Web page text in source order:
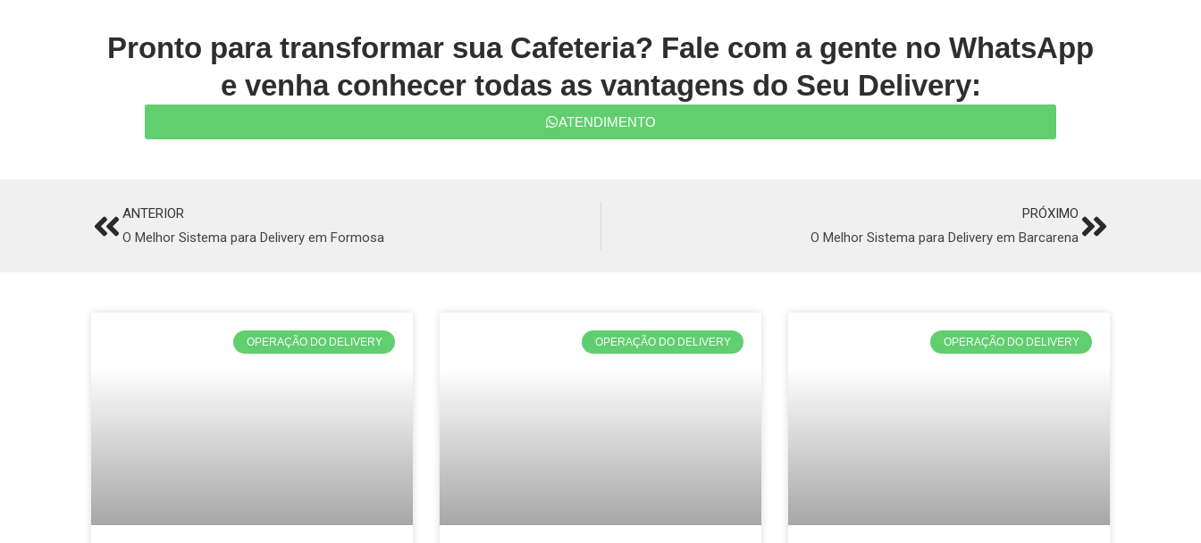
Pronto para transformar sua Cafeteria? Fale com a gente no WhatsApp
e venha conhecer todas as vantagens do Seu Delivery:
ATENDIMENTO
PrevANTERIOR
O Melhor Sistema para Delivery em Formosa
PRÓXIMO
O Melhor Sistema para Delivery em Barcarena Next
OPERAÇÃO DO DELIVERY OPERAÇÃO DO DELIVERY OPERAÇÃO DO DELIVERY